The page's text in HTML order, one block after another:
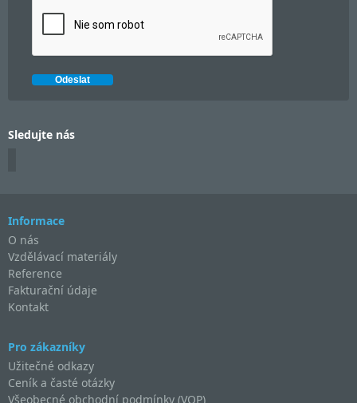
Sledujte nás
Informace
O nás
Vzdělávací materiály
Reference
Fakturační údaje
Kontakt
Pro zákazníky
Užitečné odkazy
Ceník a časté otázky
Všeobecné obchodní podmínky (VOP)